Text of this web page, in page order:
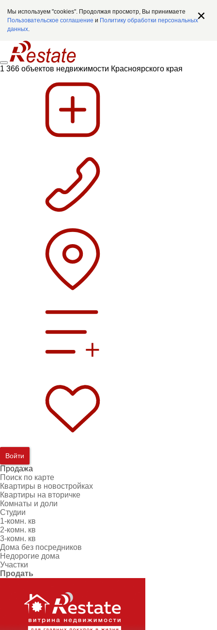
Мы используем "cookies". Продолжая просмотр, Вы принимаете
Пользовательское соглашение и Политику обработки персональных
данных.
1 366 объектов недвижимости Красноярского края
Войти
Продажа
Поиск по карте
Квартиры в новостройках
Квартиры на вторичке
Комнаты и доли
Студии
1-комн. кв
2-комн. кв
3-комн. кв
Дома без посредников
Недорогие дома
Участки
Продать